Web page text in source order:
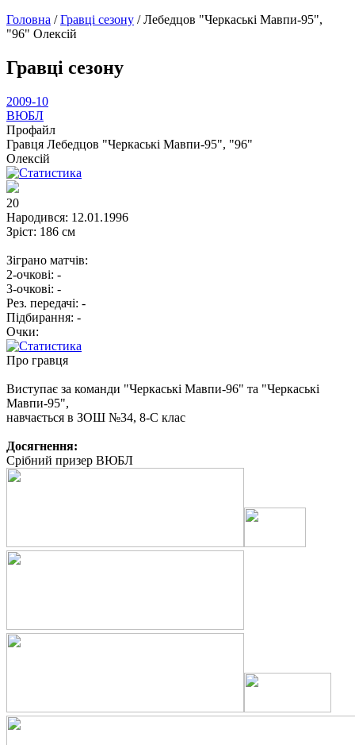
Головна /Гравці сезону /Лебедцов "Черкаські Мавпи-95",
"96" Олексій
Гравці сезону
2009-10
ВЮБЛ
Профайл
Гравця Лебедцов "Черкаські Мавпи-95", "96"
Олексій
20
Народився: 12.01.1996
Зріст: 186 см
Зіграно матчів:
2-очкові: -
3-очкові: -
Рез. передачі: -
Підбирання: -
Очки:
Про гравця
Виступає за команди "Черкаські Мавпи-96" та "Черкаські
Мавпи-95",
навчається в ЗОШ №34, 8-С клас
Досягнення:
Срібний призер ВЮБЛ